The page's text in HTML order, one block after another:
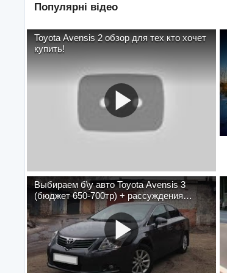
Популярні відео
Toyota Avensis 2 обзор для тех кто хочет
купить!
Выбираем б\у авто Toyota Avensis 3
(бюджет 650-700тр) + рассуждения
"одноклассники"